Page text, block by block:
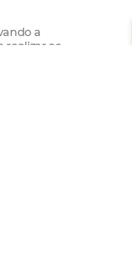
a
realizar as